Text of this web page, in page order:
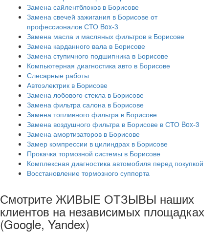
Замена сайлентблоков в Борисове
Замена свечей зажигания в Борисове от
профессионалов СТО Box-3
Замена масла и масляных фильтров в Борисове
Замена карданного вала в Борисове
Замена ступичного подшипника в Борисове
Компьютерная диагностика авто в Борисове
Слесарные работы
Автоэлектрик в Борисове
Замена лобового стекла в Борисове
Замена фильтра салона в Борисове
Замена топливного фильтра в Борисове
Замена воздушного фильтра в Борисове в СТО Box-3
Замена амортизаторов в Борисове
Замер компрессии в цилиндрах в Борисове
Прокачка тормозной системы в Борисове
Комплексная диагностика автомобиля перед покупкой
Восстановление тормозного суппорта
Смотрите ЖИВЫЕ ОТЗЫВЫ наших
клиентов на независимых площадках
(Google, Yandex)